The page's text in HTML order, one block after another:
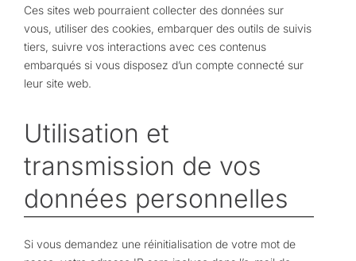
Ces sites web pourraient collecter des données sur
vous, utiliser des cookies, embarquer des outils de suivis
tiers, suivre vos interactions avec ces contenus
embarqués si vous disposez d’un compte connecté sur
leur site web.
Utilisation et
transmission de vos
données personnelles
Si vous demandez une réinitialisation de votre mot de